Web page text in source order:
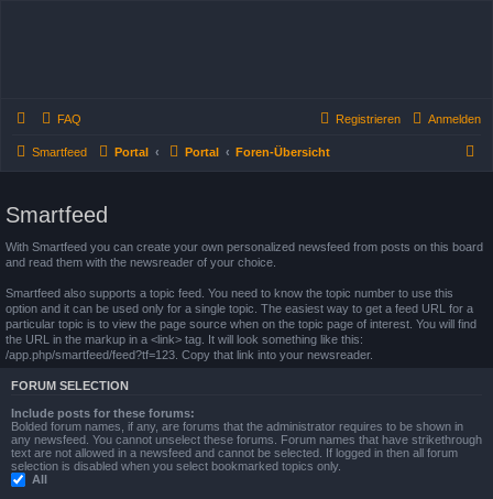
FAQ Anmelden
Registrieren
Smartfeed Portal Portal Foren-Übersicht
Smartfeed
With Smartfeed you can create your own personalized newsfeed from posts on this board
and read them with the newsreader of your choice.
Smartfeed also supports a topic feed. You need to know the topic number to use this
option and it can be used only for a single topic. The easiest way to get a feed URL for a
particular topic is to view the page source when on the topic page of interest. You will find
the URL in the markup in a <link> tag. It will look something like this:
/app.php/smartfeed/feed?tf=123. Copy that link into your newsreader.
FORUM SELECTION
Include posts for these forums:
Bolded forum names, if any, are forums that the administrator requires to be shown in
any newsfeed. You cannot unselect these forums. Forum names that have strikethrough
text are not allowed in a newsfeed and cannot be selected. If logged in then all forum
selection is disabled when you select bookmarked topics only.
All